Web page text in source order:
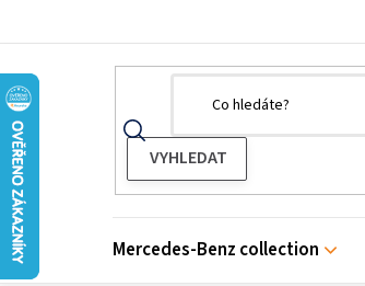
Mercedes-Benz collection